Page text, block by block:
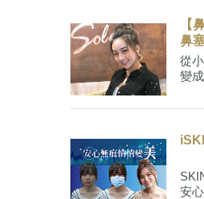
【
鼻
從
變
安